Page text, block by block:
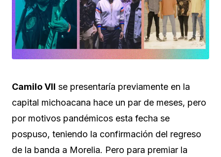
Camilo VII se presentaría previamente en la
capital michoacana hace un par de meses, pero
por motivos pandémicos esta fecha se
pospuso, teniendo la confirmación del regreso
de la banda a Morelia. Pero para premiar la